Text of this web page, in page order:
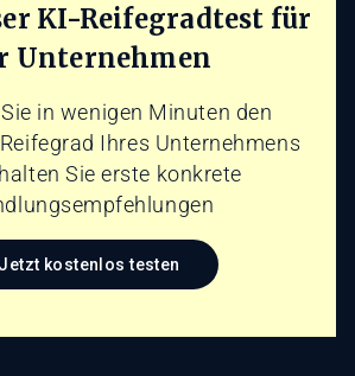
KI-Reifegradtest für
Unternehmen
in wenigen Minuten den
Ihres Unternehmens
Sie erste konkrete
Jetzt kostenlos testen